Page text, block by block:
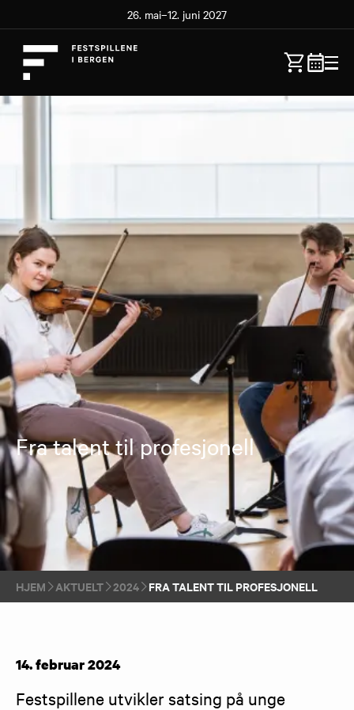
26. mai–12. juni 2027
Fra talent til profesjonell
HJEM AKTUELT 2024 FRA TALENT TIL PROFESJONELL
14. februar 2024
Festspillene utvikler satsing på unge